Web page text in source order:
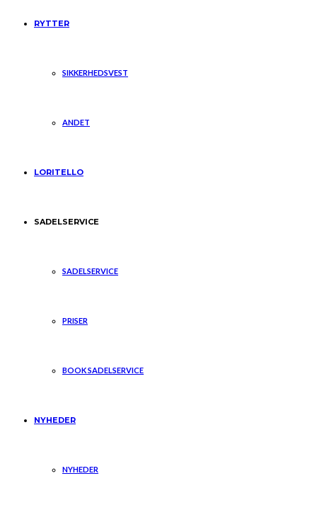
RYTTER
SIKKERHEDSVEST
ANDET
LORITELLO
SADELSERVICE
SADELSERVICE
PRISER
BOOK SADELSERVICE
NYHEDER
NYHEDER